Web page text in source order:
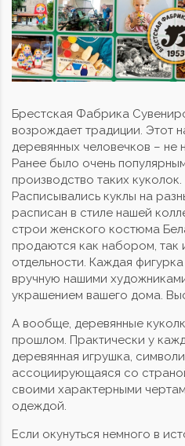
Брестская Фабрика
возрождает традиции. Этот
деревянных человечков – не
Ранее было очень
производство таких куколок.
Расписывались куклы на
расписан в стиле нашей
строи женского костюма
продаются как набором,
отдельности. Каждая
вручную нашими
украшением вашего дома.
А вообще, деревянные
прошлом. Практически у
деревянная игрушка,
ассоциирующаяся со
своими характерными
одеждой.
Если окунуться немного в